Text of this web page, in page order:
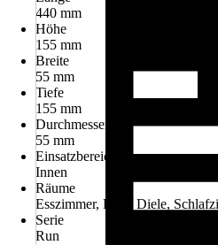
440 mm
Höhe
155 mm
Breite
55 mm
Tiefe
155 mm
Durchmesser
55 mm
Einsatzbereich
Innen
Räume
Esszimmer, Flur / Diele,
Serie
Run